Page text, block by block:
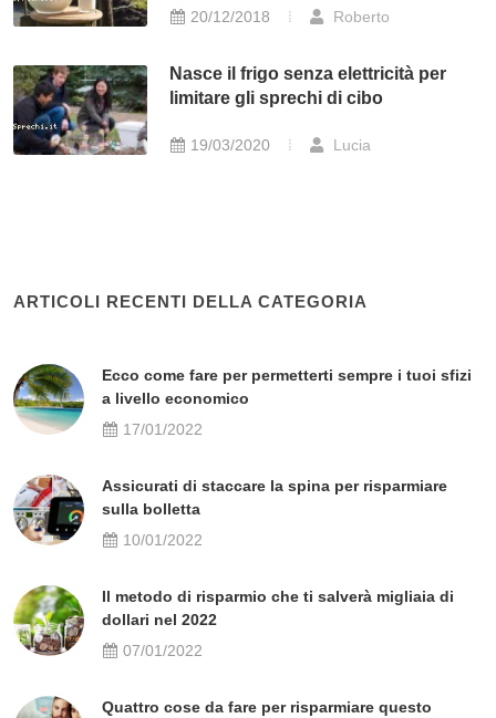
20/12/2018 Roberto
Nasce il frigo senza elettricità per
limitare gli sprechi di cibo
19/03/2020 Lucia
ARTICOLI RECENTI DELLA CATEGORIA
Ecco come fare per permetterti sempre i tuoi sfizi
a livello economico
17/01/2022
Assicurati di staccare la spina per risparmiare
sulla bolletta
10/01/2022
Il metodo di risparmio che ti salverà migliaia di
dollari nel 2022
07/01/2022
Quattro cose da fare per risparmiare questo